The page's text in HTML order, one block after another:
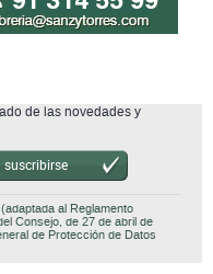
de las novedades y
suscribirse
(adaptada al Reglamento
Consejo, de 27 de abril de
de Protección de Datos